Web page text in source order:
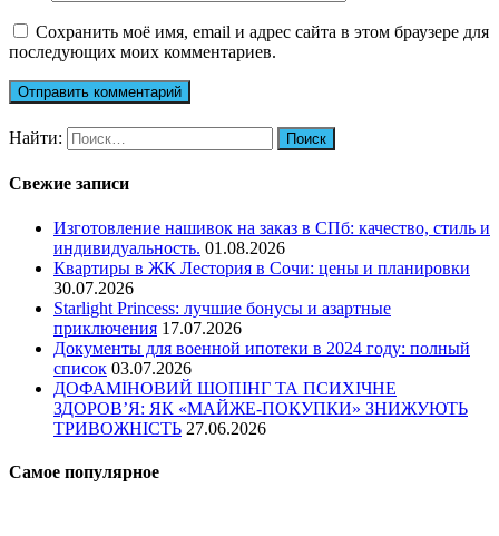
Сохранить моё имя, email и адрес сайта в этом браузере для
последующих моих комментариев.
Найти:
Свежие записи
Изготовление нашивок на заказ в СПб: качество, стиль и
индивидуальность. 01.08.2026
Квартиры в ЖК Лестория в Сочи: цены и планировки
30.07.2026
Starlight Princess: лучшие бонусы и азартные
приключения 17.07.2026
Документы для военной ипотеки в 2024 году: полный
список 03.07.2026
ДОФАМІНОВИЙ ШОПІНГ ТА ПСИХІЧНЕ
ЗДОРОВ’Я: ЯК «МАЙЖЕ-ПОКУПКИ» ЗНИЖУЮТЬ
ТРИВОЖНІСТЬ 27.06.2026
Самое популярное